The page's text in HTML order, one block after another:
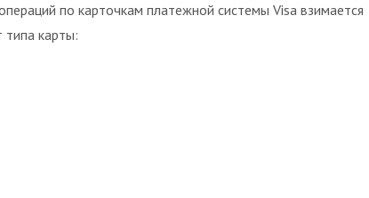
по карточкам платежной системы Visa взимается
типа карты: